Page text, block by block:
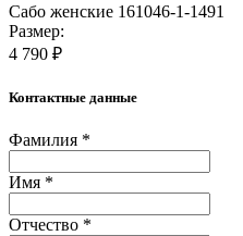
Сабо женские 161046-1-1491
Размер:
4 790 ₽
Контактные данные
Фамилия *
Имя *
Отчество *